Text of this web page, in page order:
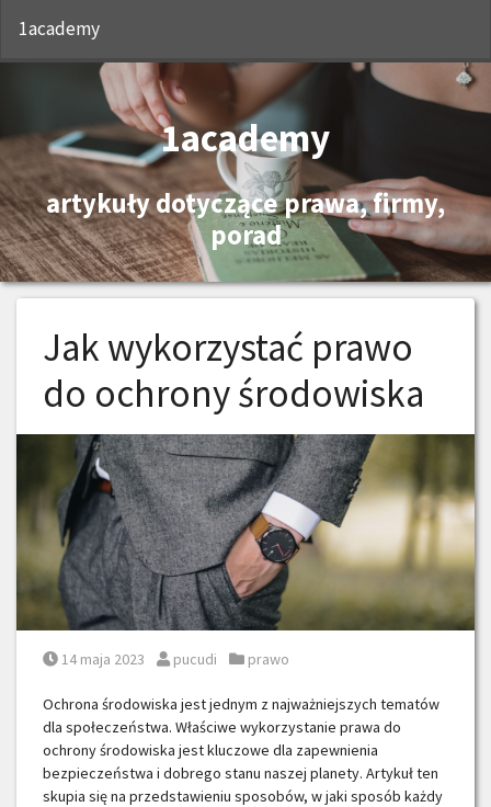
1academy
1academy
artykuły dotyczące prawa, firmy,
porad
Jak wykorzystać prawo
do ochrony środowiska
Posted on
14 maja 2023 Posted by
pucudi Posted in
prawo
Ochrona środowiska jest jednym z najważniejszych tematów
dla społeczeństwa. Właściwe wykorzystanie prawa do
ochrony środowiska jest kluczowe dla zapewnienia
bezpieczeństwa i dobrego stanu naszej planety. Artykuł ten
skupia się na przedstawieniu sposobów, w jaki sposób każdy